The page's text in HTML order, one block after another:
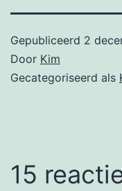
Gepubliceerd 2
Door Kim
Gecategoriseerd als
15